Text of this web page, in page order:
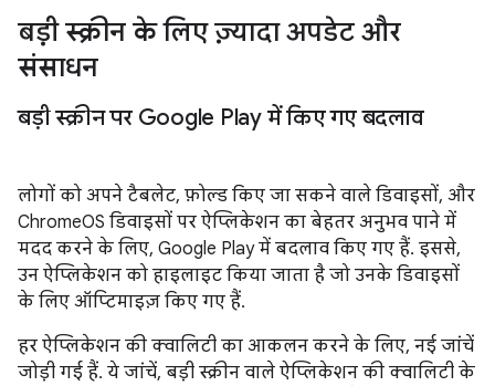
बड़ी स्क्रीन के लिए ज़्यादा अपडेट और
संसाधन
बड़ी स्क्रीन पर Google Play में किए गए बदलाव
लोगों को अपने टैबलेट, फ़ोल्ड किए जा सकने वाले डिवाइसों, और
ChromeOS डिवाइसों पर ऐप्लिकेशन का बेहतर अनुभव पाने में
मदद करने के लिए, Google Play में बदलाव किए गए हैं. इससे,
उन ऐप्लिकेशन को हाइलाइट किया जाता है जो उनके डिवाइसों
के लिए ऑप्टिमाइज़ किए गए हैं.
हर ऐप्लिकेशन की क्वालिटी का आकलन करने के लिए, नई जांचें
जोड़ी गई हैं. ये जांचें, बड़ी स्क्रीन वाले ऐप्लिकेशन की क्वालिटी के